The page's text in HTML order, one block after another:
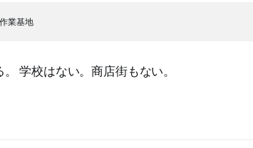
都市 → 飛行機 → 空港 → トラック → 作業基地
学校はない。商店街もない。